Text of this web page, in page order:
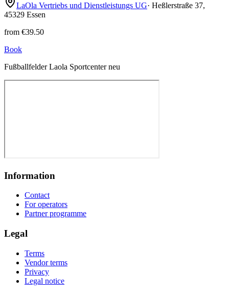
LaOla Vertriebs und Dienstleistungs UG· Heßlerstraße 37,
45329 Essen
from €39.50
Book
Fußballfelder Laola Sportcenter neu
Information
Contact
For operators
Partner programme
Legal
Terms
Vendor terms
Privacy
Legal notice